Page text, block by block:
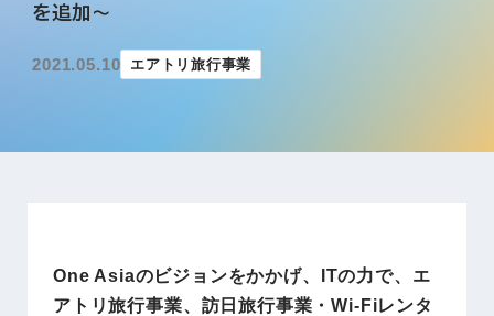
を追加～
2021.05.10 エアトリ旅行事業
One Asiaのビジョンをかかげ、ITの力で、エ
アトリ旅行事業、訪日旅行事業・Wi-Fiレンタ